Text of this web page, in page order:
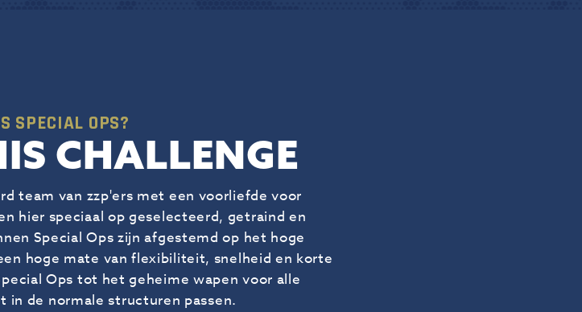
SPECIAL OPS?
CHALLENGE
team van zzp'ers met een voorliefde voor
hier speciaal op geselecteerd, getraind en
Special Ops zijn afgestemd op het hoge
hoge mate van flexibiliteit, snelheid en korte
Ops tot het geheime wapen voor alle
in de normale structuren passen.